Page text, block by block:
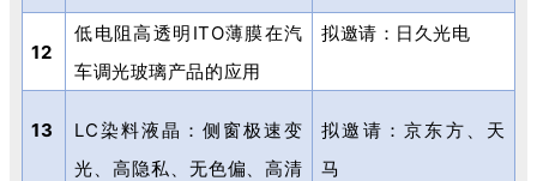
12
低电阻高透明 ITO薄膜在汽
车调光玻璃产品的应用
拟邀请：日久光电
13 LC染料液晶：侧窗极速变
光、高隐私、无色偏、高清
拟邀请：京东方、天
马